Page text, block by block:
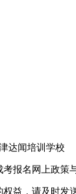
达闻培训学校
报名网上政策
，请及时发